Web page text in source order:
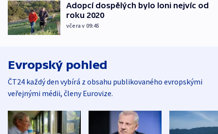
Adopcí dospělých bylo loni nejvíc od
roku 2020
včera v 09:45
Evropský pohled
ČT24 každý den vybírá z obsahu publikovaného evropskými
veřejnými médii, členy Eurovize.